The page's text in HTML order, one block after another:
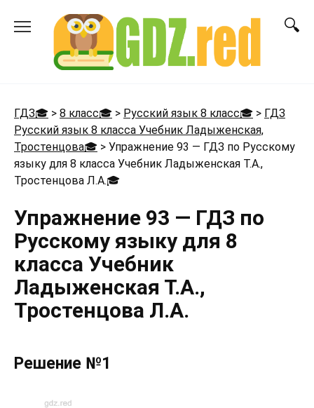
ГДЗ🎓 > 8 класс🎓 > Русский язык 8 класс🎓 > ГДЗ
Русский язык 8 класса Учебник Ладыженская,
Тростенцова🎓 > Упражнение 93 — ГДЗ по Русскому
языку для 8 класса Учебник Ладыженская Т.А.,
Тростенцова Л.А.🎓
Упражнение 93 — ГДЗ по
Русскому языку для 8
класса Учебник
Ладыженская Т.А.,
Тростенцова Л.А.
Решение №1